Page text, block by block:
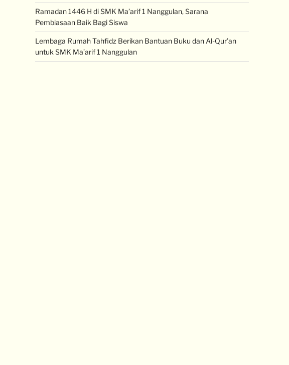
Ramadan 1446 H di SMK Ma’arif 1 Nanggulan, Sarana
Pembiasaan Baik Bagi Siswa
Lembaga Rumah Tahfidz Berikan Bantuan Buku dan Al-Qur’an
untuk SMK Ma’arif 1 Nanggulan